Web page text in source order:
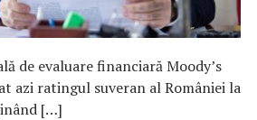
de evaluare financiară Moody’s
azi ratingul suveran al României la
[…]